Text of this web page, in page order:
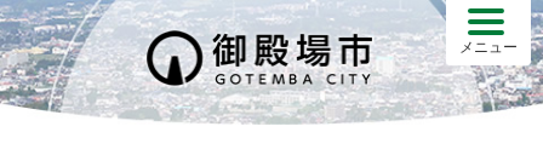
S
k
i
p
メニュー